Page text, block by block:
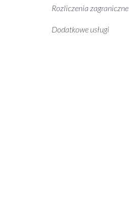
Rozliczenia zagraniczne
Dodatkowe usługi